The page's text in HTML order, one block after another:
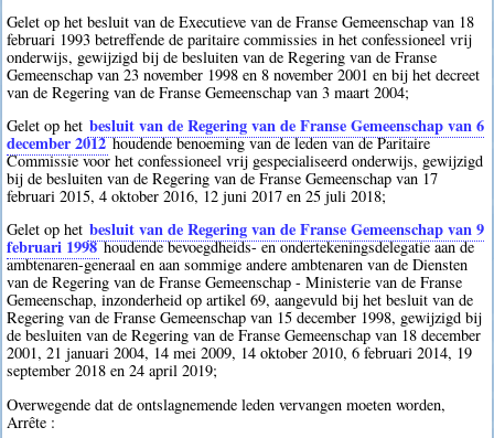
Gelet op het besluit van de Executieve van de Franse Gemeenschap van 18
februari 1993 betreffende de paritaire commissies in het confessioneel vrij
onderwijs, gewijzigd bij de besluiten van de Regering van de Franse
Gemeenschap van 23 november 1998 en 8 november 2001 en bij het decreet
van de Regering van de Franse Gemeenschap van 3 maart 2004;
Gelet op het besluit van de Regering van de Franse Gemeenschap van 6
december 2012houdende benoeming van de leden van de Paritaire
Commissie voor het confessioneel vrij gespecialiseerd onderwijs, gewijzigd
bij de besluiten van de Regering van de Franse Gemeenschap van 17
februari 2015, 4 oktober 2016, 12 juni 2017 en 25 juli 2018;
Gelet op het besluit van de Regering van de Franse Gemeenschap van 9
februari 1998houdende bevoegdheids- en ondertekeningsdelegatie aan de
ambtenaren-generaal en aan sommige andere ambtenaren van de Diensten
van de Regering van de Franse Gemeenschap - Ministerie van de Franse
Gemeenschap, inzonderheid op artikel 69, aangevuld bij het besluit van de
Regering van de Franse Gemeenschap van 15 december 1998, gewijzigd bij
de besluiten van de Regering van de Franse Gemeenschap van 18 december
2001, 21 januari 2004, 14 mei 2009, 14 oktober 2010, 6 februari 2014, 19
september 2018 en 24 april 2019;
Overwegende dat de ontslagnemende leden vervangen moeten worden,
Arrête :